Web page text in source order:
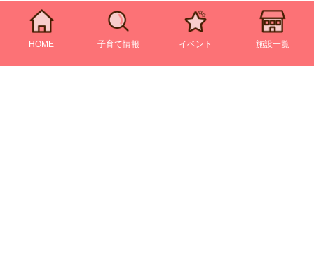
HOME 子育て情報 イベント 施設一覧